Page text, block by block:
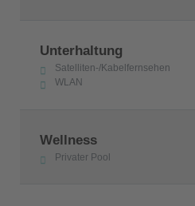
Unterhaltung
Satelliten-/Kabelfernsehen
WLAN
Wellness
Privater Pool